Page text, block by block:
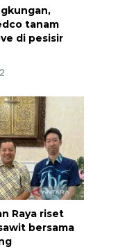
tanam
di pesisir
Raya riset
bersama